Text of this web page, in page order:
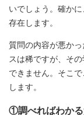
いでしょう。確か
存在します。
質問の内容が悪か
スは稀ですが、そ
できません。そこ
します。
①調べればわかる